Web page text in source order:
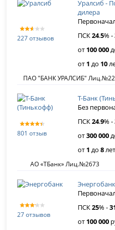
227 отзывов
Уралсиб -
дилера
ПСК24.5% -
от 100 000
от 1 до 10
ПАО "БАНК УРАЛСИБ"
801 отзыв
Т-Банк
Без
ПСК24.9% -
от300 000
от 1 до8лет
АО «ТБанк» Лиц.№2673
27 отзывов
ПСК25% -
от 100 000